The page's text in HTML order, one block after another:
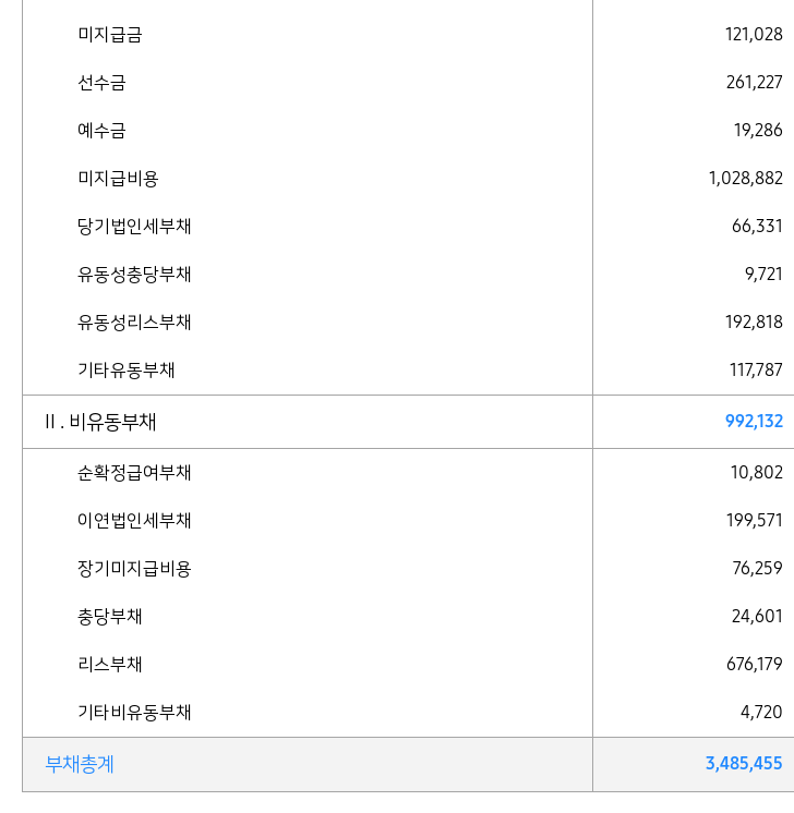
부채총계 3,485,455
미지급금 121,028
선수금 261,227
예수금 19,286
미지급비용 1,028,882
당기법인세부채 66,331
유동성충당부채 9,721
유동성리스부채 192,818
기타유동부채 117,787
II . 비유동부채 992,132
순확정급여부채 10,802
이연법인세부채 199,571
장기미지급비용 76,259
충당부채 24,601
리스부채 676,179
기타비유동부채 4,720